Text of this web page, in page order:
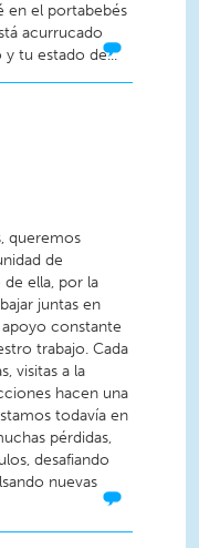
en el portabebés
acurrucado
tu estado de...
queremos
de
ella, por la
juntas en
constante
trabajo. Cada
visitas a la
hacen una
todavía en
pérdidas,
desafiando
nuevas